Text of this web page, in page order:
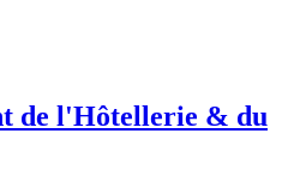
de l'Hôtellerie & du